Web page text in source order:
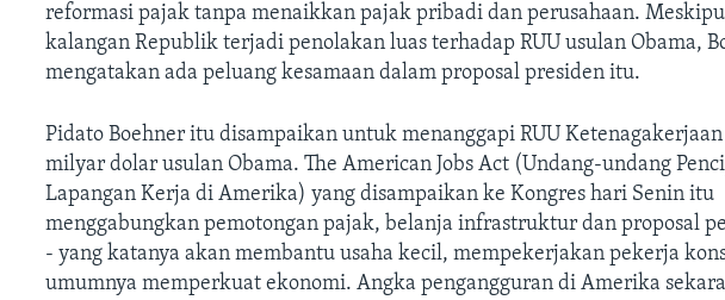
reformasi pajak tanpa menaikkan pajak pribadi dan perusahaan.
kalangan Republik terjadi penolakan luas terhadap RUU usulan Obama,
mengatakan ada peluang kesamaan dalam proposal presiden itu.
Pidato Boehner itu disampaikan untuk menanggapi RUU
milyar dolar usulan Obama. The American Jobs Act (Undang-undang
Lapangan Kerja di Amerika) yang disampaikan ke Kongres hari Senin itu
menggabungkan pemotongan pajak, belanja infrastruktur dan proposal
- yang katanya akan membantu usaha kecil, mempekerjakan pekerja
umumnya memperkuat ekonomi. Angka pengangguran di Amerika